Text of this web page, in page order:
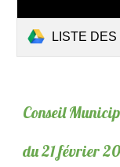
LISTE DES
Conseil
du 21 février